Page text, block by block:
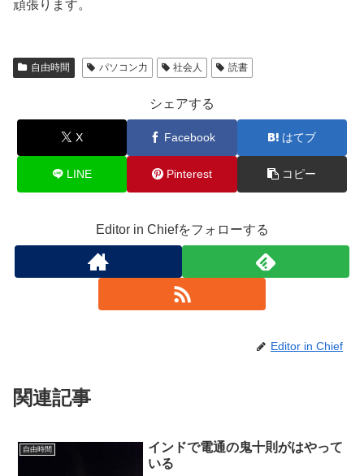
頑張ります。
自由時間 パソコン力 社会人 読書
シェアする
X Facebook はてブ
LINE Pinterest コピー
Editor in Chiefをフォローする
Editor in Chief
関連記事
自由時間
インドで電通の鬼十則がはやって
いる